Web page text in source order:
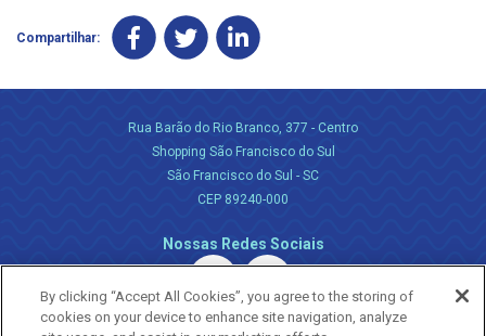
Compartilhar:
Rua Barão do Rio Branco, 377 - Centro
Shopping São Francisco do Sul
São Francisco do Sul - SC
CEP 89240-000
Nossas Redes Sociais
By clicking “Accept All Cookies”, you agree to the storing of
cookies on your device to enhance site navigation, analyze